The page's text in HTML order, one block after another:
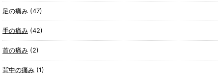
足の痛み (47)
手の痛み (42)
首の痛み (2)
背中の痛み (1)